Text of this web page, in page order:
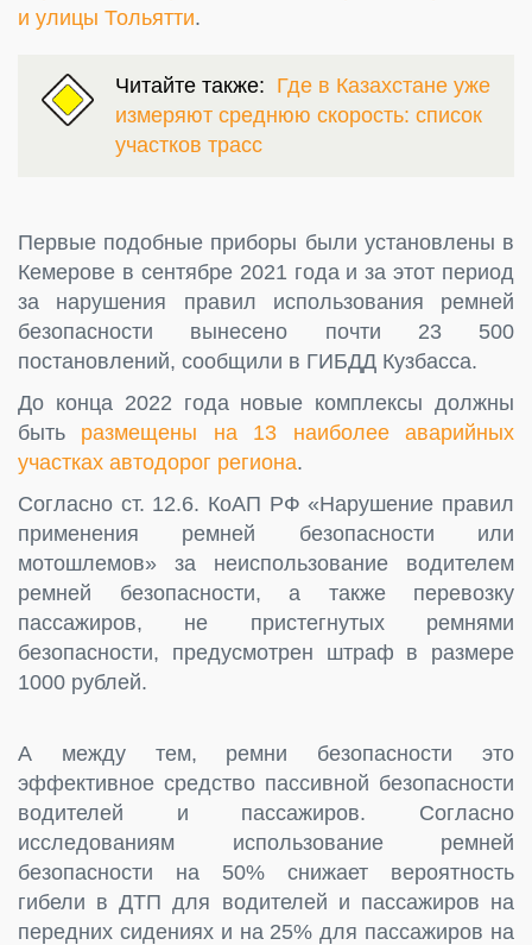
и улицы Тольятти.
Читайте также: Где в Казахстане уже
измеряют среднюю скорость: список
участков трасс
Первые подобные приборы были установлены в
Кемерове в сентябре 2021 года и за этот период
за нарушения правил использования ремней
безопасности вынесено почти 23 500
постановлений, сообщили в ГИБДД Кузбасса.
До конца 2022 года новые комплексы должны
быть размещены на 13 наиболее аварийных
участках автодорог региона.
Согласно ст. 12.6. КоАП РФ «Нарушение правил
применения ремней безопасности или
мотошлемов» за неиспользование водителем
ремней безопасности, а также перевозку
пассажиров, не пристегнутых ремнями
безопасности, предусмотрен штраф в размере
1000 рублей.
А между тем, ремни безопасности это
эффективное средство пассивной безопасности
водителей и пассажиров. Согласно
исследованиям использование ремней
безопасности на 50% снижает вероятность
гибели в ДТП для водителей и пассажиров на
передних сидениях и на 25% для пассажиров на